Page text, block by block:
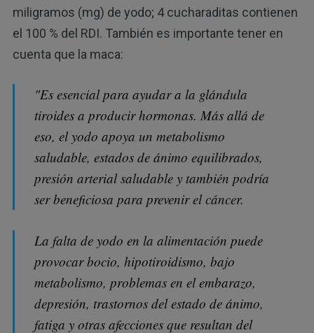
miligramos (mg) de yodo; 4 cucharaditas contienen
el 100 % del RDI. También es importante tener en
cuenta que la maca:
"Es esencial para ayudar a la glándula
tiroides a producir hormonas. Más allá de
eso, el yodo apoya un metabolismo
saludable, estados de ánimo equilibrados,
presión arterial saludable y también podría
ser beneficiosa para prevenir el cáncer.
La falta de yodo en la alimentación puede
provocar bocio, hipotiroidismo, bajo
metabolismo, problemas en el embarazo,
depresión, trastornos del estado de ánimo,
fatiga y otras afecciones que resultan del